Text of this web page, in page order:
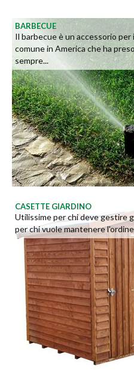
BARBECUE
Il barbecue è un accessorio per
comune in America che ha
sempre...
CASETTE GIARDINO
Utilissime per chi deve gestire
per chi vuole mantenere